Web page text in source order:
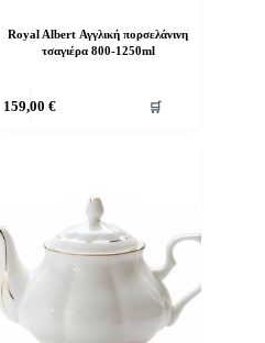
Royal Albert Αγγλική πορσελάνινη
τσαγιέρα 800-1250ml
159,00€ 🛒